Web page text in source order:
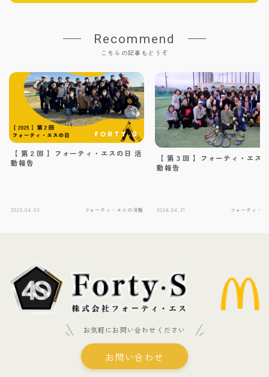
Recommend
こちらの記事もどうぞ
【 第２回 】フォーティ・エスの日 活
動報告
2025.04.03 フォーティ・エスの活動
【 第３回 】フォーティ・エス
動報告
2026.04.21 フォーティ・
お気軽にお問い合わせください
お問い合わせ